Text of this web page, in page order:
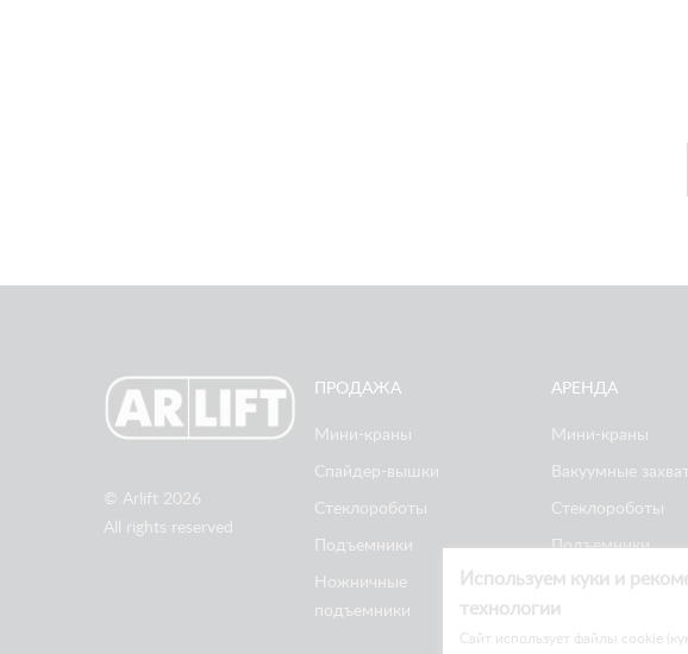
© Arlift 2026
All rights reserved
ПРОДАЖА
Мини-краны
Спайдер-вышки
Стеклороботы
Подъемники
Ножничные
подъемники
АРЕНДА
Мини-краны
Вакуумные
Стеклороботы
Подъемники
Ножничные
подъемники
Используем куки и
технологии
Cайт использует файлы cookie